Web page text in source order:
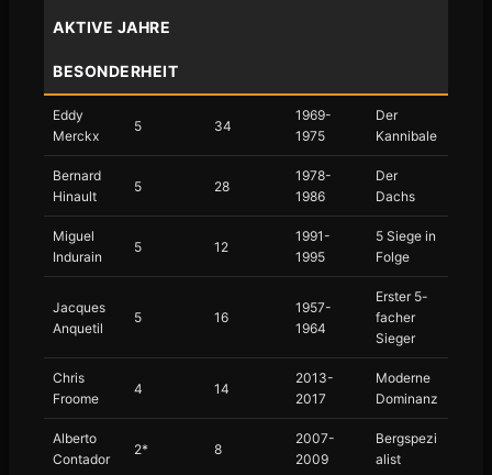
AKTIVE JAHRE
BESONDERHEIT
Eddy
Merckx
5 34
1969-
1975
Der
Kannibale
Bernard
Hinault
5 28
1978-
1986
Der
Dachs
Miguel
Indurain
5 12
1991-
1995
5 Siege in
Folge
Jacques
Anquetil
5 16
1957-
1964
Erster 5-
facher
Sieger
Chris
Froome
4 14
2013-
2017
Moderne
Dominanz
Alberto
Contador
2* 8
2007-
2009
Bergspezi
alist